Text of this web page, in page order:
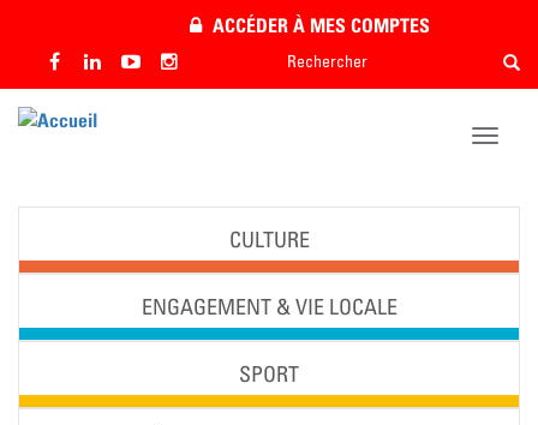
contenu
principal
ACCÉDER À MES COMPTES
Rechercher
Rechercher
Toggle
CULTURE
ENGAGEMENT & VIE LOCALE
SPORT